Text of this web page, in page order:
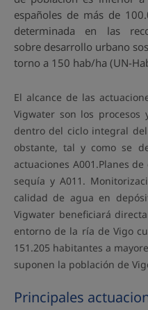
españoles de más de
determinada en las
sobre desarrollo urbano
torno a 150 hab/ha (UN-
El alcance de las
Vigwater son los
dentro del ciclo integral
obstante, tal y como se
actuaciones A001.Planes
sequía y A011.
calidad de agua en
Vigwater beneficiará
entorno de la ría de Vigo
151.205 habitantes a
suponen la población de
Principales